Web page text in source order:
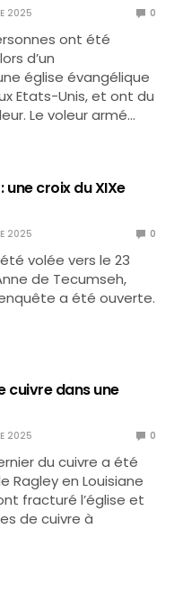
2025 0
ont été
d’un
église évangélique
Etats-Unis, et ont du
Le voleur armé…
croix du XIXe
2025 0
volée vers le 23
de Tecumseh,
a été ouverte.
cuivre dans une
2025 0
du cuivre a été
Ragley en Louisiane
fracturé l’église et
de cuivre à